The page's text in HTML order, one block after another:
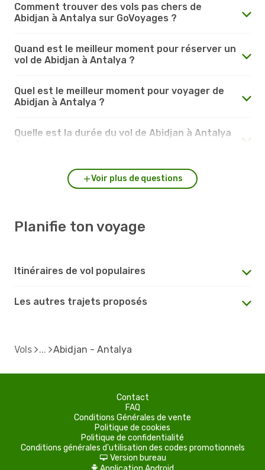
Comment trouver des vols pas chers de
Abidjan à Antalya sur GoVoyages ?
Quand est le meilleur moment pour réserver un
vol de Abidjan à Antalya ?
Quel est le meilleur moment pour voyager de
Abidjan à Antalya ?
Quelle est la durée du vol de Abidjan à Antalya
Voir plus de questions
Planifie ton voyage
Itinéraires de vol populaires
Les autres trajets proposés
Vols Abidjan - Antalya
Contact
FAQ
Conditions Générales de vente
Politique de cookies
Politique de confidentialité
Conditions générales d'utilisation des codes promotionnels
d Version bureau